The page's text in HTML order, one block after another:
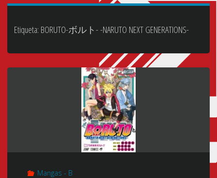
Etiqueta: BORUTO-ボルト- -NARUTO NEXT GENERATIONS-
Mangas - B